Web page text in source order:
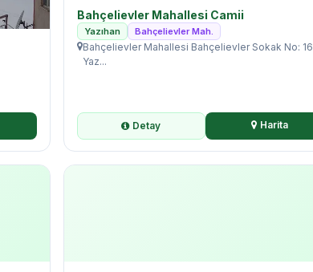
Bahçelievler Mahallesi Camii
Yazıhan Bahçelievler Mah.
Bahçelievler Mahallesi Bahçelievler Sokak No: 16
Yaz...
Detay Harita